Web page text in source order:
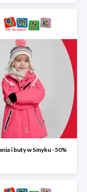
i buty w Smyku -50%